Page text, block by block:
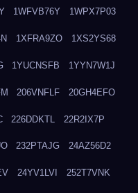
1WFVB76Y 1WPX7P03
1XFRA9ZO 1XS2YS68
1YUCNSFB 1YYN7W1J
206VNFLF 20GH4EFO
226DDKTL 22R2IX7P
232PTAJG 24AZ56D2
24YV1LVI 252T7VNK